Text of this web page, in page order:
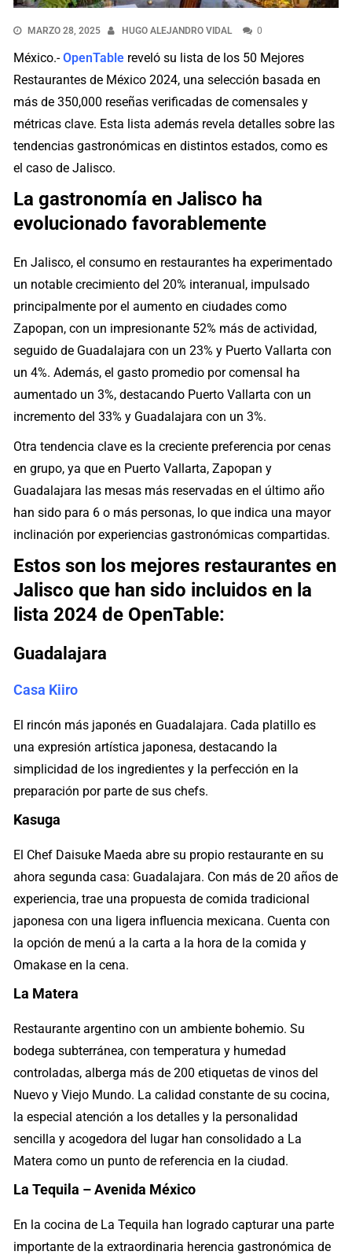
MARZO 28, 2025 HUGO ALEJANDRO VIDAL 0
México.-OpenTable reveló su lista de los 50 Mejores
Restaurantes de México 2024, una selección basada en
más de 350,000 reseñas verificadas de comensales y
métricas clave. Esta lista además revela detalles sobre las
tendencias gastronómicas en distintos estados, como es
el caso de Jalisco.
La gastronomía en Jalisco ha
evolucionado favorablemente
En Jalisco, el consumo en restaurantes ha experimentado
un notable crecimiento del 20% interanual, impulsado
principalmente por el aumento en ciudades como
Zapopan, con un impresionante 52% más de actividad,
seguido de Guadalajara con un 23% y Puerto Vallarta con
un 4%. Además, el gasto promedio por comensal ha
aumentado un 3%, destacando Puerto Vallarta con un
incremento del 33% y Guadalajara con un 3%.
Otra tendencia clave es la creciente preferencia por cenas
en grupo, ya que en Puerto Vallarta, Zapopan y
Guadalajara las mesas más reservadas en el último año
han sido para 6 o más personas, lo que indica una mayor
inclinación por experiencias gastronómicas compartidas.
Estos son los mejores restaurantes en
Jalisco que han sido incluidos en la
lista 2024 de OpenTable:
Guadalajara
Casa Kiiro
El rincón más japonés en Guadalajara. Cada platillo es
una expresión artística japonesa, destacando la
simplicidad de los ingredientes y la perfección en la
preparación por parte de sus chefs.
Kasuga
El Chef Daisuke Maeda abre su propio restaurante en su
ahora segunda casa: Guadalajara. Con más de 20 años de
experiencia, trae una propuesta de comida tradicional
japonesa con una ligera influencia mexicana. Cuenta con
la opción de menú a la carta a la hora de la comida y
Omakase en la cena.
La Matera
Restaurante argentino con un ambiente bohemio. Su
bodega subterránea, con temperatura y humedad
controladas, alberga más de 200 etiquetas de vinos del
Nuevo y Viejo Mundo. La calidad constante de su cocina,
la especial atención a los detalles y la personalidad
sencilla y acogedora del lugar han consolidado a La
Matera como un punto de referencia en la ciudad.
La Tequila – Avenida México
En la cocina de La Tequila han logrado capturar una parte
importante de la extraordinaria herencia gastronómica de